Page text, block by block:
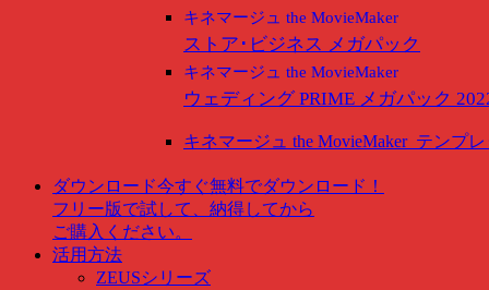
キネマージュ the MovieMaker
ストア･ビジネス メガパック
キネマージュ the MovieMaker
ウェディング PRIME メガパック
キネマージュ the MovieMakerテンプ
ダウンロード今すぐ無料でダウンロード！
フリー版で試して、納得してから
ご購入ください。
活用方法
ZEUSシリーズ